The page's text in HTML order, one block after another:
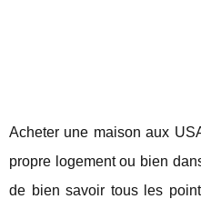
Acheter une maison aux
propre logement ou bien
de bien savoir tous les